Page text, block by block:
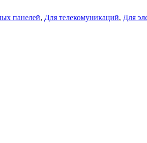
панелей, Для телекомуникаций, Для